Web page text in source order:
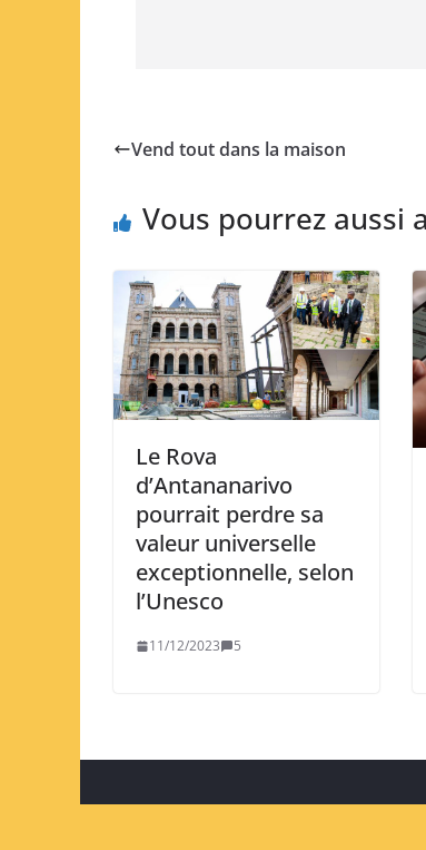
Vend tout dans la maison
Vous pourrez aussi
Le Rova
d’Antananarivo
pourrait perdre sa
valeur universelle
exceptionnelle, selon
l’Unesco
11/12/2023 5